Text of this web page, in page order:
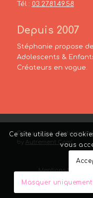
Tél : 03.27.81.49.58
Depuis 2007
Stéphanie propose
Adolescents &
Créateurs en vogue.
© Copyright – Opticien
by Autrement Com’
Mentions Légales
Ce site utilise des
vous
Masquer